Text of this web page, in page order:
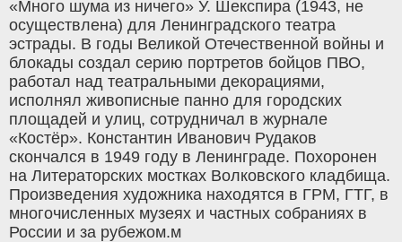
«Много шума из ничего» У. Шекспира (1943, не
осуществлена) для Ленинградского театра
эстрады. В годы Великой Отечественной войны и
блокады создал серию портретов бойцов ПВО,
работал над театральными декорациями,
исполнял живописные панно для городских
площадей и улиц, сотрудничал в журнале
«Костёр». Константин Иванович Рудаков
скончался в 1949 году в Ленинграде. Похоронен
на Литераторских мостках Волковского кладбища.
Произведения художника находятся в ГРМ, ГТГ, в
многочисленных музеях и частных собраниях в
России и за рубежом.м